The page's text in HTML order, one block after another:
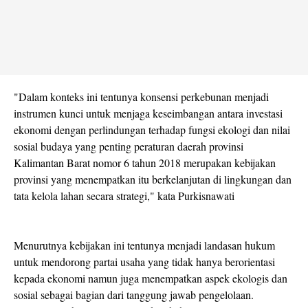
"Dalam konteks ini tentunya konsensi perkebunan menjadi
instrumen kunci untuk menjaga keseimbangan antara investasi
ekonomi dengan perlindungan terhadap fungsi ekologi dan nilai
sosial budaya yang penting peraturan daerah provinsi
Kalimantan Barat nomor 6 tahun 2018 merupakan kebijakan
provinsi yang menempatkan itu berkelanjutan di lingkungan dan
tata kelola lahan secara strategi," kata Purkisnawati
Menurutnya kebijakan ini tentunya menjadi landasan hukum
untuk mendorong partai usaha yang tidak hanya berorientasi
kepada ekonomi namun juga menempatkan aspek ekologis dan
sosial sebagai bagian dari tanggung jawab pengelolaan.